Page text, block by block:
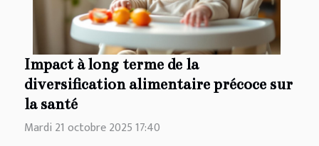
Impact à long terme de la
diversification alimentaire précoce sur
la santé
Mardi 21 octobre 2025 17:40